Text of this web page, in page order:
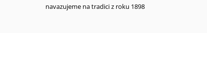
navazujeme na tradici z roku 1898